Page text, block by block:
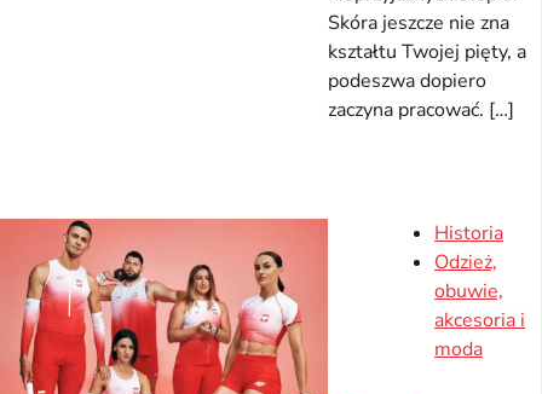
Skóra jeszcze nie zna
kształtu Twojej pięty, a
podeszwa dopiero
zaczyna pracować. […]
Historia
Odzież,
obuwie,
akcesoria i
moda